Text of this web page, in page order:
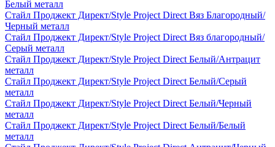
Белый металл
Стайл Проджект Директ/Style Project Direct Вяз Благородный/
Черный металл
Стайл Проджект Директ/Style Project Direct Вяз благородный/
Серый металл
Стайл Проджект Директ/Style Project Direct Белый/Антрацит
металл
Стайл Проджект Директ/Style Project Direct Белый/Серый
металл
Стайл Проджект Директ/Style Project Direct Белый/Черный
металл
Стайл Проджект Директ/Style Project Direct Белый/Белый
металл